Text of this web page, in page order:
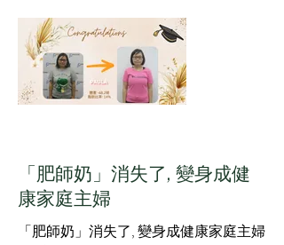
「肥師奶」消失了, 變身成健
康家庭主婦
「肥師奶」消失了, 變身成健康家庭主婦